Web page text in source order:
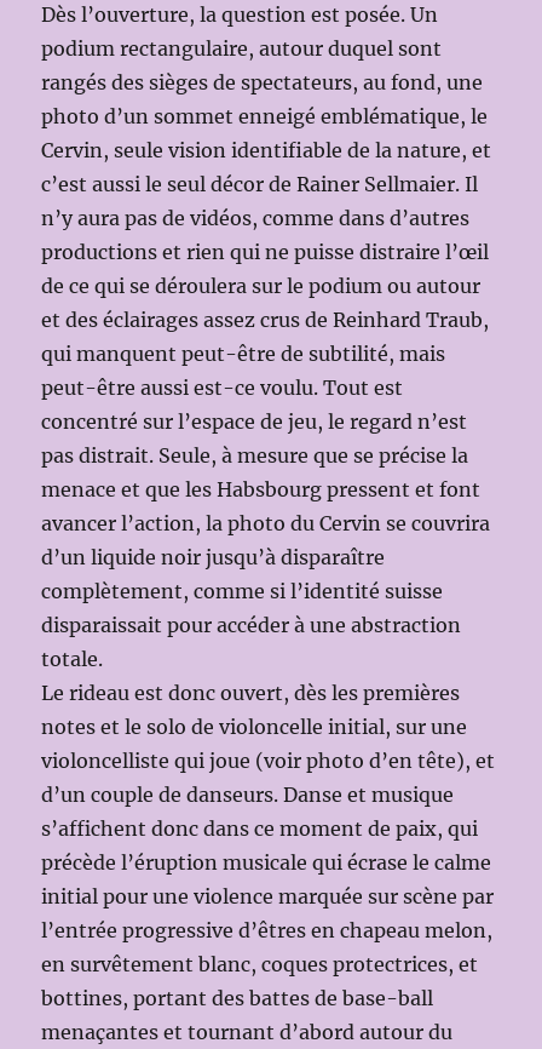
Dès l’ouverture, la question est posée. Un
podium rectangulaire, autour duquel sont
rangés des sièges de spectateurs, au fond, une
photo d’un sommet enneigé emblématique, le
Cervin, seule vision identifiable de la nature, et
c’est aussi le seul décor de Rainer Sellmaier. Il
n’y aura pas de vidéos, comme dans d’autres
productions et rien qui ne puisse distraire l’œil
de ce qui se déroulera sur le podium ou autour
et des éclairages assez crus de Reinhard Traub,
qui manquent peut-être de subtilité, mais
peut-être aussi est-ce voulu. Tout est
concentré sur l’espace de jeu, le regard n’est
pas distrait. Seule, à mesure que se précise la
menace et que les Habsbourg pressent et font
avancer l’action, la photo du Cervin se couvrira
d’un liquide noir jusqu’à disparaître
complètement, comme si l’identité suisse
disparaissait pour accéder à une abstraction
totale.
Le rideau est donc ouvert, dès les premières
notes et le solo de violoncelle initial, sur une
violoncelliste qui joue (voir photo d’en tête), et
d’un couple de danseurs. Danse et musique
s’affichent donc dans ce moment de paix, qui
précède l’éruption musicale qui écrase le calme
initial pour une violence marquée sur scène par
l’entrée progressive d’êtres en chapeau melon,
en survêtement blanc, coques protectrices, et
bottines, portant des battes de base-ball
menaçantes et tournant d’abord autour du